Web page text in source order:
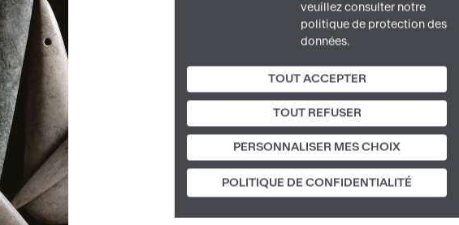
veuillez consulter notre
politique de protection des
données.
TOUT ACCEPTER
TOUT REFUSER
PERSONNALISER MES CHOIX
POLITIQUE DE CONFIDENTIALITÉ